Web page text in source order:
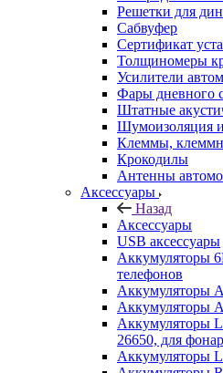
Решетки для
Сабвуфер
Сертификат
Толщиномеры
Усилители
Фары дневного
Штатные
Шумоизоляция
Клеммы,
Крокодилы
Антенны
Аксессуары
Назад
Аксессуары
USB аксессуары
Аккумуляторы
телефонов
Аккумуляторы
Аккумуляторы
Аккумуляторы
26650, для
Аккумуляторы